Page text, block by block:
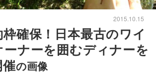
2015.10.15
確保！日本最古のワイ
ナーを囲むディナーを
の画像